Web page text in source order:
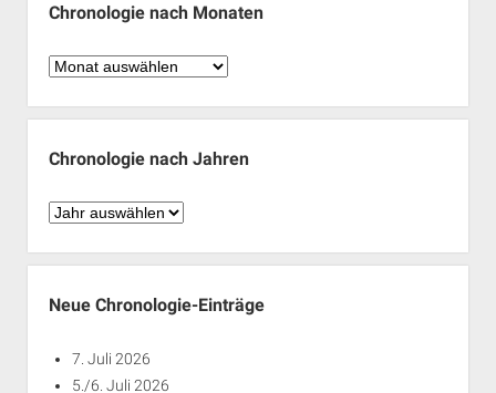
Chronologie nach Monaten
Chronologie
Monaten
Chronologie nach Jahren
Chronologie
Jahren
Neue Chronologie-Einträge
7. Juli 2026
5./6. Juli 2026